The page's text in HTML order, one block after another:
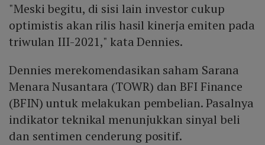
"Meski begitu, di sisi lain investor cukup
optimistis akan rilis hasil kinerja emiten pada
triwulan III-2021," kata Dennies.
Dennies merekomendasikan saham Sarana
Menara Nusantara (TOWR) dan BFI Finance
(BFIN) untuk melakukan pembelian. Pasalnya
indikator teknikal menunjukkan sinyal beli
dan sentimen cenderung positif.